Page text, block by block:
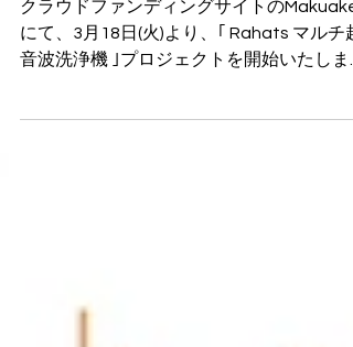
始
クラウドファンディングサイトのMakuake
音波洗浄機 ｣プロジェクトを開始いたしま